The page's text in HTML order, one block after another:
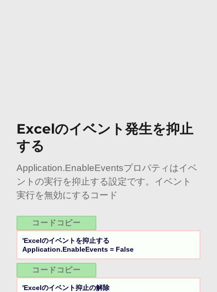
Excelのイベント発生を抑止
する
Application.EnableEventsプロパティはイベ
ントの実行を抑止する設定です。イベント
実行を無効にするコード
コードコピー
'Excelのイベントを抑止する
Application.EnableEvents = False
コードコピー
'Excelのイベント抑止の解除